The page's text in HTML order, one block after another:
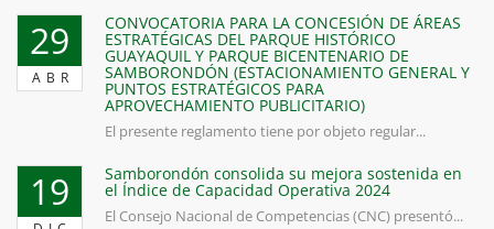
29
ABR
CONVOCATORIA PARA LA CONCESIÓN DE ÁREAS
ESTRATÉGICAS DEL PARQUE HISTÓRICO
GUAYAQUIL Y PARQUE BICENTENARIO DE
SAMBORONDÓN (ESTACIONAMIENTO GENERAL Y
PUNTOS ESTRATÉGICOS PARA
APROVECHAMIENTO PUBLICITARIO)
El presente reglamento tiene por objeto regular...
19 Samborondón consolida su mejora sostenida en
el Índice de Capacidad Operativa 2024
El Consejo Nacional de Competencias (CNC) presentó...